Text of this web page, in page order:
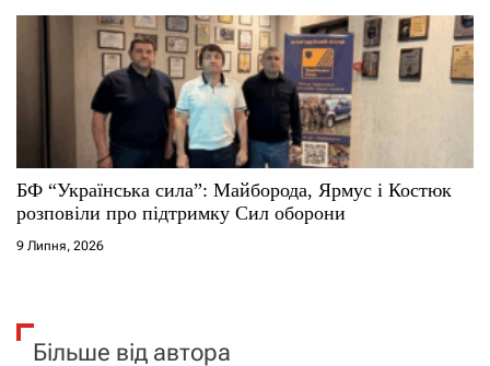
БФ “Українська сила”: Майборода, Ярмус і Костюк
розповіли про підтримку Сил оборони
9 Липня, 2026
Більше від автора